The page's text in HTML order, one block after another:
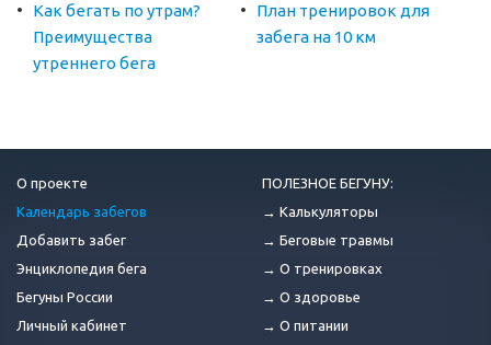
Как бегать по утрам?
Преимущества
утреннего бега
План тренировок для
забега на 10 км
О проекте
Календарь забегов
Добавить забег
Энциклопедия бега
Бегуны России
Личный кабинет
ПОЛЕЗНОЕ БЕГУНУ:
→ Калькуляторы
→ Беговые травмы
→ О тренировках
→ О здоровье
→ О питании